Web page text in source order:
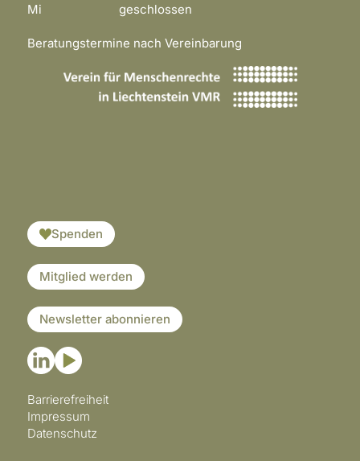
Mi geschlossen
Beratungstermine nach Vereinbarung
Spenden
Mitglied werden
Newsletter abonnieren
Barrierefreiheit
Impressum
Datenschutz